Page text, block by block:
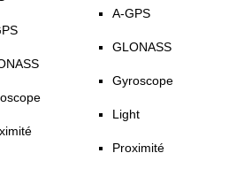
A-GPS
GLONASS
Gyroscope
Light
Proximité